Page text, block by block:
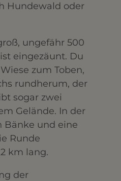
Hundewald oder
ungefähr 500
eingezäunt. Du
zum Toben,
rundherum, der
sogar zwei
Gelände. In der
Bänke und eine
Runde
km lang.
der